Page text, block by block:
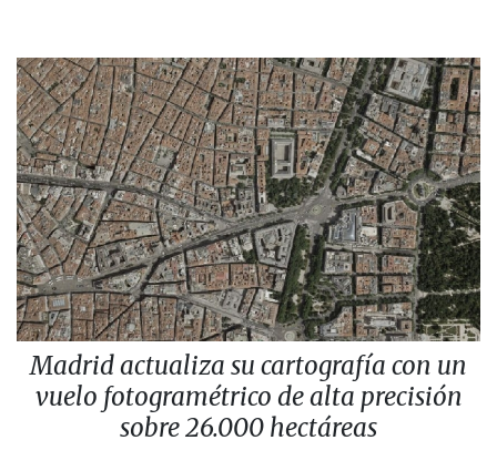
Madrid actualiza su cartografía con un
vuelo fotogramétrico de alta precisión
sobre 26.000 hectáreas